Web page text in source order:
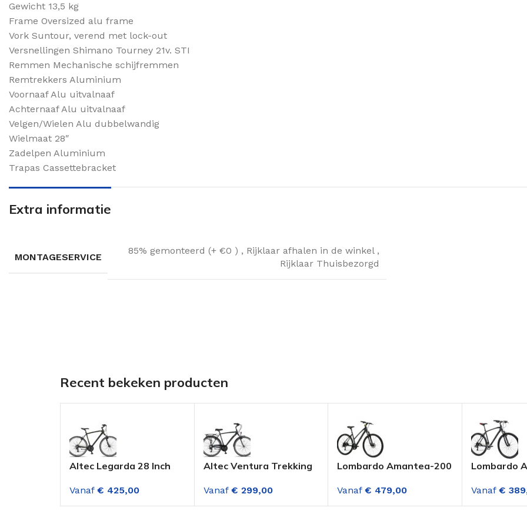
Gewicht 13,5 kg
Frame Oversized alu frame
Vork Suntour, verend met lock-out
Versnellingen Shimano Tourney 21v. STI
Remmen Mechanische schijfremmen
Remtrekkers Aluminium
Voornaaf Alu uitvalnaaf
Achternaaf Alu uitvalnaaf
Velgen/Wielen Alu dubbelwandig
Wielmaat 28″
Zadelpen Aluminium
Trapas Cassettebracket
Extra informatie
MONTAGESERVICE
85% gemonteerd (+ €0 ) , Rijklaar afhalen in de winkel ,
Rijklaar Thuisbezorgd
Recent bekeken producten
Altec Legarda 28 Inch
Versnellingen Zwart
Lime (V-brakes)
Vanaf € 425,00
Altec Ventura Trekking
Versnellingen Zwart
Blauw
Vanaf € 299,00
Lombardo Amantea-200
Dame 24 Versnellingen
Zwart (Hydraulisch)
Vanaf € 479,00
Lombardo
brakes)
Vanaf €